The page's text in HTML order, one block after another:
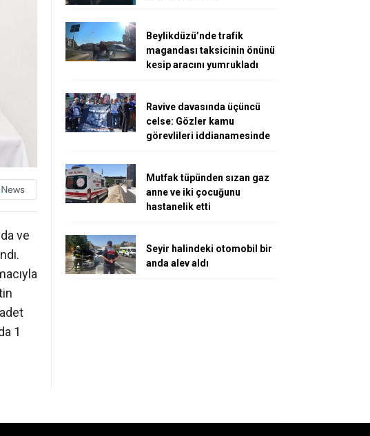
ve
1
Beylikdüzü’nde trafik
magandası taksicinin önünü
kesip aracını yumrukladı
Ravive davasında üçüncü
celse: Gözler kamu
görevlileri iddianamesinde
Mutfak tüpünden sızan gaz
anne ve iki çocuğunu
hastanelik etti
Seyir halindeki otomobil bir
anda alev aldı